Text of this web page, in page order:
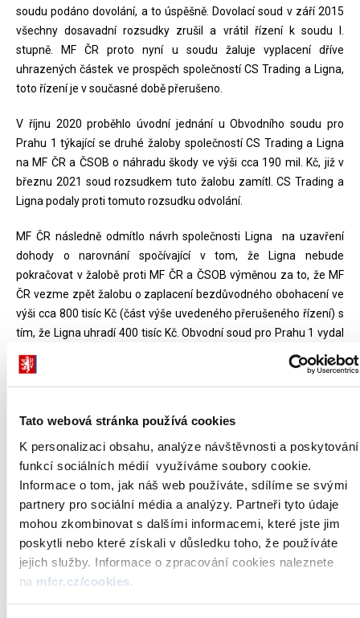
Tato webová stránka používá cookies
K personalizaci obsahu, analýze návštěvnosti a poskytování
funkcí sociálních médií využíváme soubory cookie.
Informace o tom, jak náš web používáte, sdílíme se svými
partnery pro sociální média a analýzy. Partneři tyto údaje
mohou zkombinovat s dalšími informacemi, které jste jim
poskytli nebo které získali v důsledku toho, že používáte
jejich služby. Informace o zpracování cookies naleznete
na mfcr.cz/cookies
soudu podáno dovolání, a to úspěšně. Dovolací soud v září 2015
všechny dosavadní rozsudky zrušil a vrátil řízení k soudu I.
stupně. MF ČR proto nyní u soudu žaluje vyplacení dříve
uhrazených částek ve prospěch společností CS Trading a Ligna,
toto řízení je v současné době přerušeno.
V říjnu 2020 proběhlo úvodní jednání u Obvodního soudu pro
Prahu 1 týkající se druhé žaloby společností CS Trading a Ligna
na MF ČR a ČSOB o náhradu škody ve výši cca 190 mil. Kč, již v
březnu 2021 soud rozsudkem tuto žalobu zamítl. CS Trading a
Ligna podaly proti tomuto rozsudku odvolání.
MF ČR následně odmítlo návrh společnosti Ligna na uzavření
dohody o narovnání spočívající v tom, že Ligna nebude
pokračovat v žalobě proti MF ČR a ČSOB výměnou za to, že MF
ČR vezme zpět žalobu o zaplacení bezdůvodného obohacení ve
výši cca 800 tisíc Kč (část výše uvedeného přerušeného řízení) s
tím, že Ligna uhradí 400 tisíc Kč. Obvodní soud pro Prahu 1 vydal
v listopadu 2021 usnesení o zastavení řízení v žalobě o cca 190
mil. Kč ve vztahu ke společnosti Ligna, protože tato společnost
neuhradila soudní poplatek ve stanovené lhůtě.
Irák
splaceno 2021: 128 600 tis. Kč
V souladu s ustanoveními Dohody o vypořádání irácké
zadluženosti ze dne 14. května 2006 byly splátky za rok 2021
uhrazeny v dohodnutých termínech.
Írán
MF ČR zaslalo Centrální bance Íránu (CBI) na konci roku 2019